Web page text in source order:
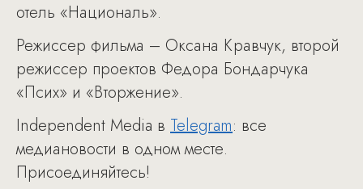
отель «Националь».
Режиссер фильма – Оксана Кравчук, второй
режиссер проектов Федора Бондарчука
«Псих» и «Вторжение».
Independent Media в Telegram: все
медиановости в одном месте.
Присоединяйтесь!